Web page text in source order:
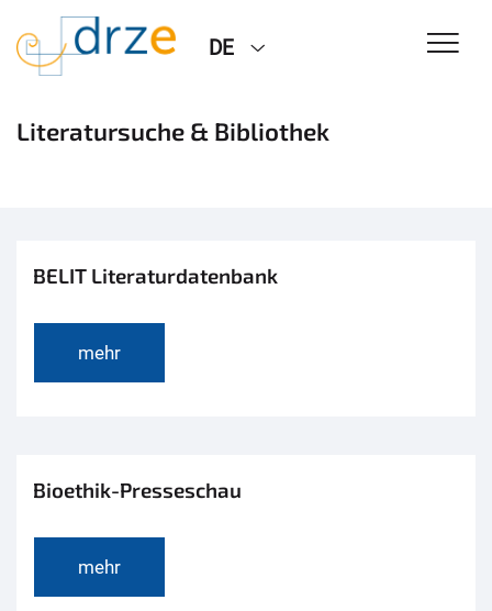
DE
Literatursuche & Bibliothek
BELIT Literaturdatenbank
mehr
Bioethik-Presseschau
mehr